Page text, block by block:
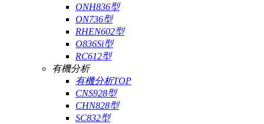
ONH836型
ON736型
RHEN602型
O836Si型
RC612型
有機分析
有機分析TOP
CNS928型
CHN828型
SC832型